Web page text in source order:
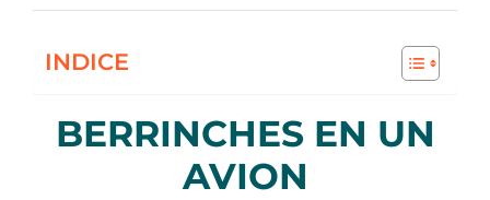
INDICE
BERRINCHES EN UN
AVION